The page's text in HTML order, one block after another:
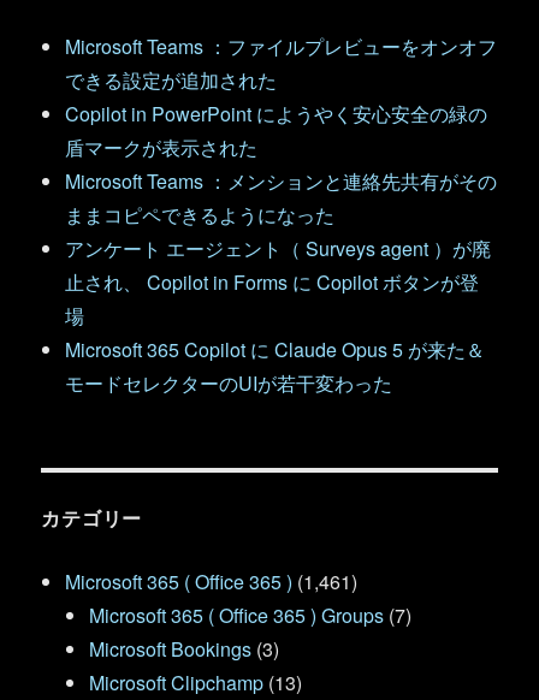
Microsoft Teams ：ファイルプレビューをオンオフ
できる設定が追加された
Copilot in PowerPoint にようやく安心安全の緑の
盾マークが表示された
Microsoft Teams ：メンションと連絡先共有がその
ままコピペできるようになった
アンケート エージェント（ Surveys agent ）が廃
止され、 Copilot in Forms に Copilot ボタンが登
場
Microsoft 365 Copilot に Claude Opus 5 が来た＆
モードセレクターのUIが若干変わった
カテゴリー
Microsoft 365 ( Office 365 ) (1,461)
Microsoft 365 ( Office 365 ) Groups (7)
Microsoft Bookings (3)
Microsoft Clipchamp (13)